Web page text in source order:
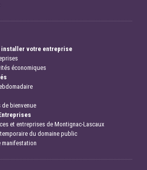
installer votre entreprise
économiques
de bienvenue
et entreprises de Montignac-Lascaux
du domaine public
manifestation